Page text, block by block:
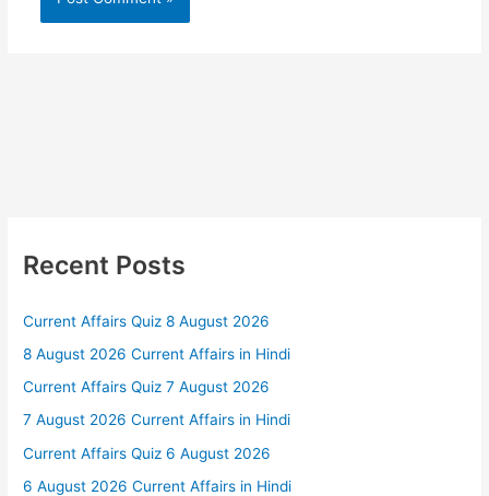
Recent Posts
Current Affairs Quiz 8 August 2026
8 August 2026 Current Affairs in Hindi
Current Affairs Quiz 7 August 2026
7 August 2026 Current Affairs in Hindi
Current Affairs Quiz 6 August 2026
6 August 2026 Current Affairs in Hindi